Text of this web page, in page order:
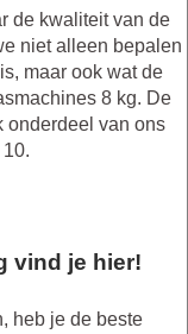
de kwaliteit van de
niet alleen bepalen
maar ook wat de
8 kg. De
onderdeel van ons
vind je hier!
heb je de beste